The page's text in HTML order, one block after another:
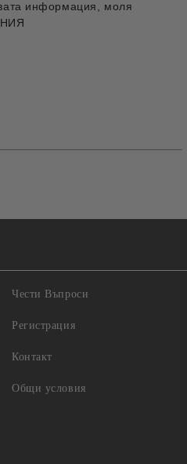
информация, моля
Чести Въпроси
Регистрация
Контакт
Общи условия